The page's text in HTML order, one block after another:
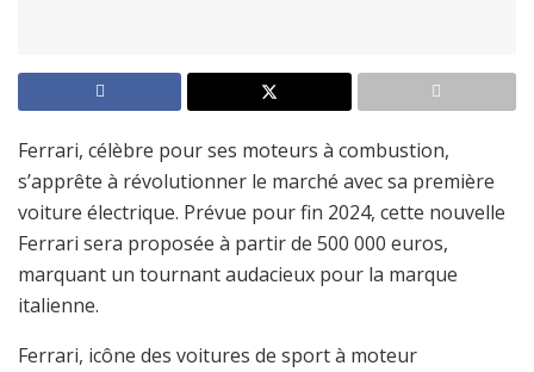
Ferrari, célèbre pour ses moteurs à combustion,
s’apprête à révolutionner le marché avec sa première
voiture électrique. Prévue pour fin 2024, cette nouvelle
Ferrari sera proposée à partir de 500 000 euros,
marquant un tournant audacieux pour la marque
italienne.
Ferrari, icône des voitures de sport à moteur